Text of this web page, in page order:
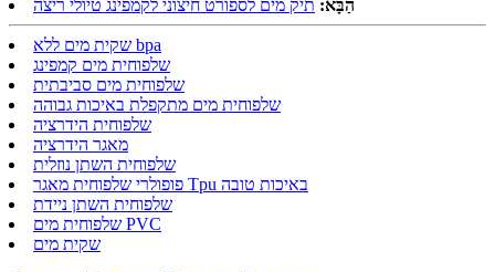
הַבָּא: תיק מים לספורט חיצוני לקמפינג טיולי ריצה
שקית מים ללא bpa
שלפוחית ​​מים קמפינג
שלפוחית ​​מים סביבתית
שלפוחית ​​מים מתקפלת באיכות גבוהה
שלפוחית ​​​​הידרציה
מאגר הידרציה
שלפוחית ​​​​השתן נוזלית
פופולרי שלפוחית ​​מאגר Tpu באיכות טובה
שלפוחית ​​​​השתן ניידת
שלפוחית ​​מים PVC
שקית מים